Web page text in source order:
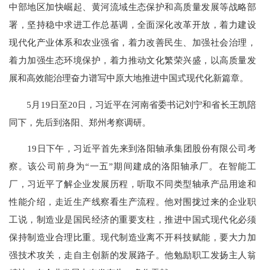
中部地区加快崛起、黄河流域生态保护和高质量发展等战略部
署，坚持稳中求进工作总基调，全面深化改革开放，着力建设
现代化产业体系和农业强省，着力改善民生、加强社会治理，
着力加强生态环境保护，着力推动文化繁荣兴盛，以高质量发
展和高效能治理奋力谱写中原大地推进中国式现代化新篇章。
5月19日至20日，习近平在河南省委书记刘宁和省长王凯陪
同下，先后到洛阳、郑州考察调研。
19日下午，习近平首先来到洛阳轴承集团股份有限公司考
察。该公司前身为“一五”期间建成的洛阳轴承厂。在智能工
厂，习近平了解企业发展历程，听取不同类型轴承产品用途和
性能介绍，走近生产线察看生产流程。他对围拢过来的企业职
工说，制造业是国民经济的重要支柱，推进中国式现代化必须
保持制造业合理比重。现代制造业离不开科技赋能，要大力加
强技术攻关，走自主创新的发展路子。他勉励职工发扬主人翁